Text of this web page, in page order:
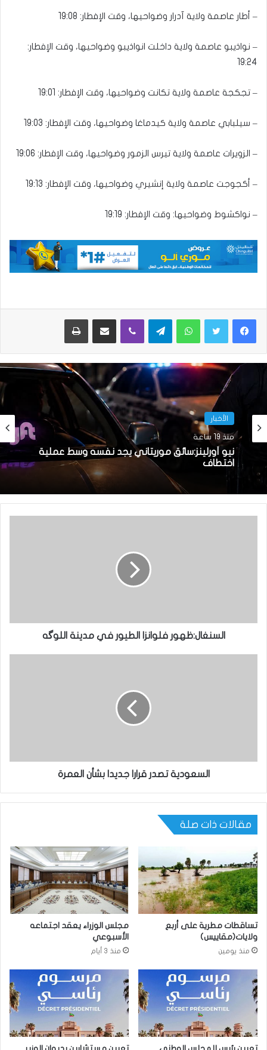
– أطار عاصمة ولاية آدرار وضواحيها، وقت الإفطار: 19:08
– نواذيبو عاصمة ولاية داخلت انواذيبو وضواحيها، وقت الإفطار:
19:24
– تجكجة عاصمة ولاية تكانت وضواحيها، وقت الإفطار: 19:01
– سيلبابي عاصمة ولاية كيدماغا وضواحيها، وقت الإفطار: 19:03
– الزويرات عاصمة ولاية تيرس الزمور وضواحيها، وقت الإفطار: 19:06
– أكجوجت عاصمة ولاية إنشيري وضواحيها، وقت الإفطار: 19:13
– نواكشوط وضواحيها: وقت الإفطار: 19:19
واتساب تيلقرام ڤايبر مشاركة عبر البريد طباعة
الأخبار
منذ 19 ساعة
نيو أورلينز:سائق موريتاني يجد نفسه وسط عملية
اختطاف
السنغال:ظهور فلوانزا الطيور في مدينة اللوگه
السعودية تصدر قرارا جديدا بشأن العمرة
مقالات ذات صلة
تساقطات مطرية على أربع
ولايات(مقاييس)
منذ يومين
مجلس الوزراء يعقد اجتماعه
الأسبوعي
منذ 3 أيام